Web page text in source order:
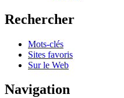
Rechercher
Mots-clés
Sites favoris
Sur le Web
Navigation